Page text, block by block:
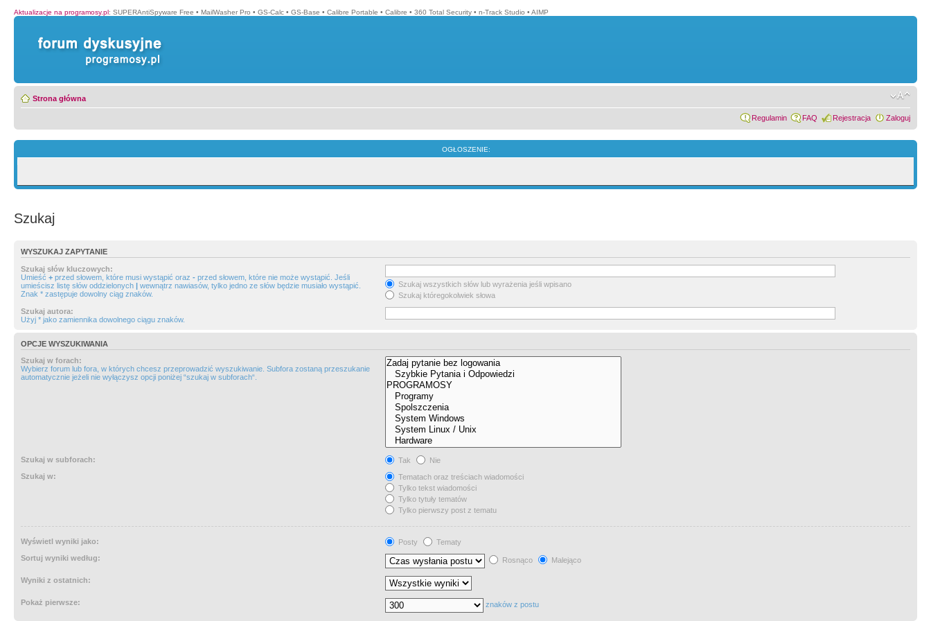
Aktualizacje na programosy.pl: SUPERAntiSpyware Free • MailWasher Pro • GS-Calc • GS-Base • Calibre Portable • Calibre • 360 Total Security • n-Track Studio • AIMP
Strona główna
Regulamin FAQ Rejestracja Zaloguj
OGŁOSZENIE:
Szukaj
WYSZUKAJ ZAPYTANIE
Szukaj słów kluczowych:
Umieść + przed słowem, które musi wystąpić oraz - przed słowem, które nie może wystąpić. Jeśli
umieścisz listę słów oddzielonych | wewnątrz nawiasów, tylko jedno ze słów będzie musiało wystąpić.
Znak * zastępuje dowolny ciąg znaków.
Szukaj wszystkich słów lub wyrażenia jeśli wpisano
Szukaj któregokolwiek słowa
Szukaj autora:
Użyj * jako zamiennika dowolnego ciągu znaków.
OPCJE WYSZUKIWANIA
Szukaj w forach:
Wybierz forum lub fora, w których chcesz przeprowadzić wyszukiwanie. Subfora zostaną przeszukanie
automatycznie jeżeli nie wyłączysz opcji poniżej “szukaj w subforach“.
Szukaj w subforach: Tak
Nie
Szukaj w:
Tematach oraz treściach wiadomości
Tylko tekst wiadomości
Tylko tytuły tematów
Tylko pierwszy post z tematu
Wyświetl wyniki jako: Posty
Tematy
Sortuj wyniki według:
Rosnąco Malejąco
Wyniki z ostatnich:
Pokaż pierwsze: znaków z postu